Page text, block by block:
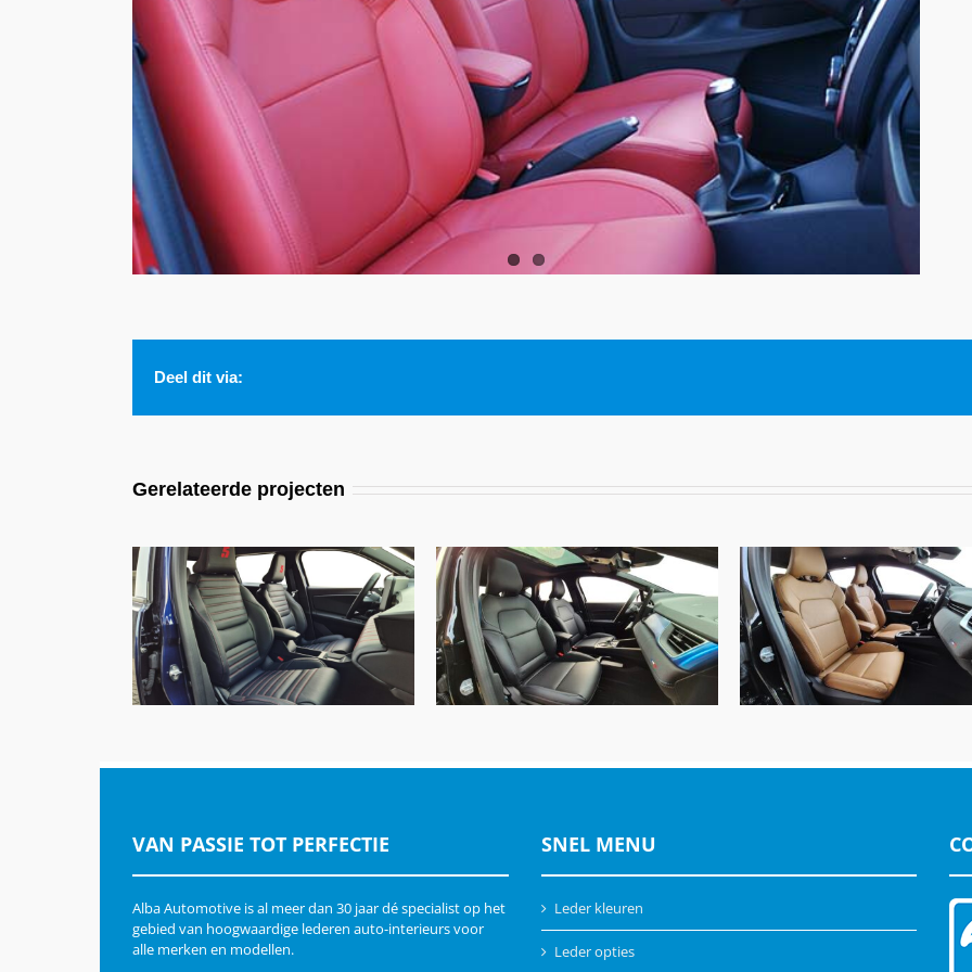
Deel dit via:
Gerelateerde projecten
Renault 5, Alba Nappa Zwart
A-N0500
Renault Captur, Alba Nappa
Leder Zwart
Renault Clio 6, Alba
Leder Amaretto
VAN PASSIE TOT PERFECTIE
Alba Automotive is al meer dan 30 jaar dé specialist op het
gebied van hoogwaardige lederen auto-interieurs voor
alle merken en modellen.
SNEL MENU
Leder kleuren
Leder opties